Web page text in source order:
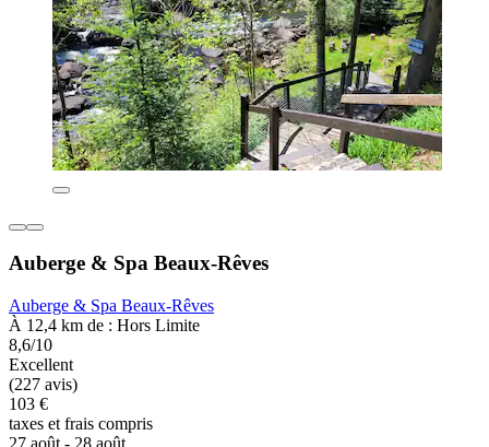
Auberge & Spa Beaux-Rêves
Auberge & Spa Beaux-Rêves
À 12,4 km de : Hors Limite
8,6/10
Excellent
(227 avis)
103 €
taxes et frais compris
27 août - 28 août